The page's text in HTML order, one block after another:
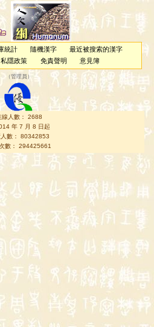
統計 隨機漢字
最近被搜索的漢字
私隱政策 免責聲明 意見簿
（管理員 ）
線人數： 2688
年 7 月 8 日起
數： 80342853
數： 294425661